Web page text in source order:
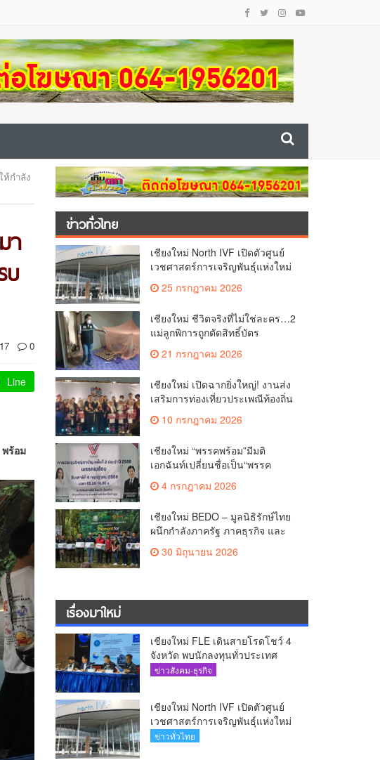
กำลัง
า
บ
0
Line
พร้อม
ข่าวทั่วไทย
เชียงใหม่ North IVF เปิดตัวศูนย์
เวชศาสตร์การเจริญพันธุ์แห่งใหม่
ยกระดับเชียงใหม่สู่ ศูนย์กลางการ
รักษาผู้มีบุตรยากของภูมิภาค(คลิป)
25 กรกฎาคม 2026
เชียงใหม่ ชีวิตจริงที่ไม่ใช่ละคร…2
แม่ลูกพิการถูกตัดสิทธิ์บัตร
สวัสดิการฯ วอนรัฐทบทวนเกณฑ์
ช่วยคนจน(คลิป)
21 กรกฎาคม 2026
เชียงใหม่ เปิดฉากยิ่งใหญ่! งานส่ง
เสริมการท่องเที่ยวประเพณีท้องถิ่น
วิถีชาติพันธุ์ล้านนา(คลิป)
10 กรกฎาคม 2026
เชียงใหม่ “พรรคพร้อม”มีมติ
เอกฉันท์เปลี่ยนชื่อเป็น“พรรค
ศรัทธา”ดึง“มาร์ค พิตบูล”นำทัพ
กรรมการบริหารชุดใหม่(คลิป)
4 กรกฎาคม 2026
เชียงใหม่ BEDO – มูลนิธิรักษ์ไทย
ผนึกกำลังภาครัฐ ภาคธุรกิจ และ
ชุมชน เปิดเวที “Nature Positive”
เสริมพลังชุมชนผู้พิทักษ์ป่าต้นน้ำ
30 มิถุนายน 2026
เรื่องมาใหม่
เชียงใหม่ FLE เดินสายโรดโชว์ 4
จังหวัด พบนักลงทุนทั่วประเทศ
ตอกย้ำศักยภาพผู้นำธุรกิจระบบน้ำ
ข่าวสังคม-ธุรกิจ
เชียงใหม่ North IVF เปิดตัวศูนย์
เวชศาสตร์การเจริญพันธุ์แห่งใหม่
ยกระดับเชียงใหม่สู่ ศูนย์กลางการ
ข่าวทั่วไทย